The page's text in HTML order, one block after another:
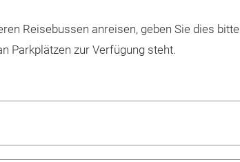
Reisebussen anreisen, geben Sie dies bitte
Parkplätzen zur Verfügung steht.